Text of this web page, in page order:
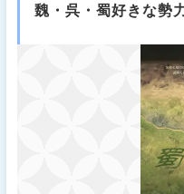
魏・呉・蜀好きな勢